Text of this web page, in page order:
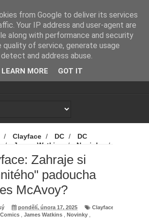
Loading...
/ Clayface / DC /
DC
/ James Watkins / Novinky
/
Bros. Discovery
/
Clayface:
"bahnitého" padoucha James
Zahraje si
padoucha
McAvoy?
pondělí, února 17, 2025
Clayface
James Watkins Novinky
from Google to deliver its services
Your IP address and user-agent are
along with performance and security
of service, generate usage
and address abuse.
LEARN MORE GOT IT